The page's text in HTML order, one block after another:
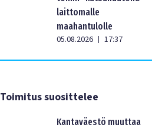
laittomalle
maahantulolle
05.08.2026 | 17:37
Toimitus suosittelee
Kantaväestö muuttaa